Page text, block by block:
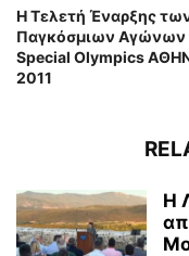
Η Τελετή Έναρξης
Παγκόσμιων Αγώνων
Special Olympics
2011
Η